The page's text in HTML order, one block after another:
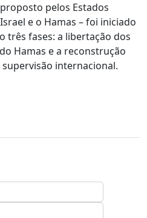
pelos Estados
e o Hamas – foi iniciado
três fases: a libertação dos
Hamas e a reconstrução
internacional.